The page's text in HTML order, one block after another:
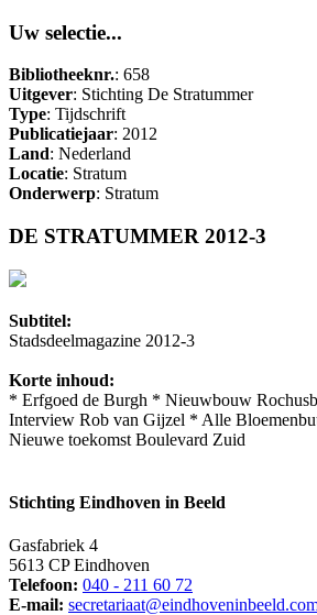
Uw selectie...
Bibliotheeknr.: 658
Uitgever: Stichting De Stratummer
Type: Tijdschrift
Publicatiejaar: 2012
Land: Nederland
Locatie: Stratum
Onderwerp: Stratum
DE STRATUMMER 2012-3
Subtitel:
Stadsdeelmagazine 2012-3
Korte inhoud:
* Erfgoed de Burgh * Nieuwbouw
Interview Rob van Gijzel * Alle
Nieuwe toekomst Boulevard Zuid
Stichting Eindhoven in Beeld
Gasfabriek 4
5613 CP Eindhoven
Telefoon: 040 - 211 60 72
E-mail: